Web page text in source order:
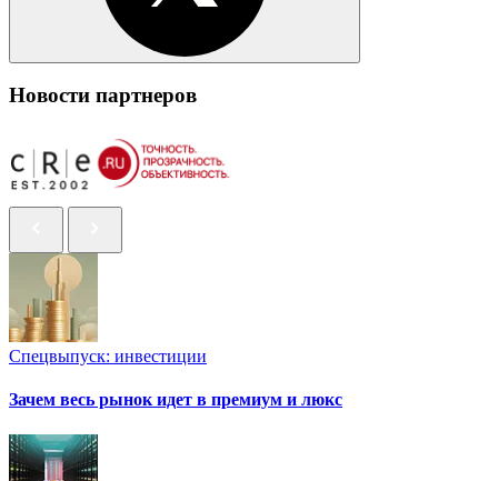
Новости партнеров
Спецвыпуск: инвестиции
Зачем весь рынок идет в премиум и люкс